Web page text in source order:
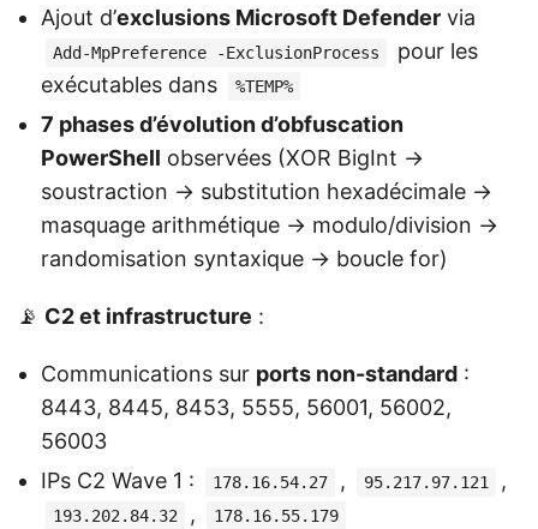
Ajout d’exclusions Microsoft Defender via
Add-MpPreference -ExclusionProcess
pour les
exécutables dans
%TEMP%
7 phases d’évolution d’obfuscation
PowerShell observées (XOR BigInt →
soustraction → substitution hexadécimale →
masquage arithmétique → modulo/division →
randomisation syntaxique → boucle for)
📡 C2 et infrastructure :
Communications sur ports non-standard :
8443, 8445, 8453, 5555, 56001, 56002,
56003
IPs C2 Wave 1 :
178.16.54.27 , 95.217.97.121 ,
193.202.84.32 , 178.16.55.179